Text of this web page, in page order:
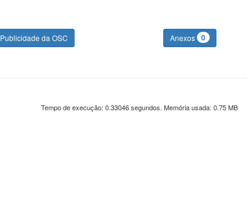
Publicidade da OSC Anexos 0
Tempo de execução: 0.33046 segundos. Memória usada: 0.75 MB